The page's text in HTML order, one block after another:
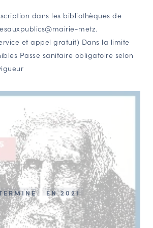
dans les bibliothèques de
metz.
et appel gratuit) Dans la limite
Passe sanitaire obligatoire selon
EN 2021